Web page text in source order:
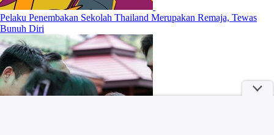
Pelaku Penembakan Sekolah Thailand Merupakan Remaja, Tewas
Bunuh Diri